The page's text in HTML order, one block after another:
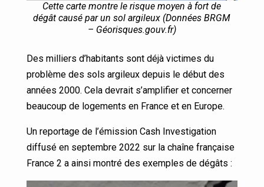
Cette carte montre le risque moyen à fort de
dégât causé par un sol argileux (Données BRGM
– Géorisques.gouv.fr)
Des milliers d’habitants sont déjà victimes du
problème des sols argileux depuis le début des
années 2000. Cela devrait s’amplifier et concerner
beaucoup de logements en France et en Europe.
Un reportage de l’émission Cash Investigation
diffusé en septembre 2022 sur la chaîne française
France 2 a ainsi montré des exemples de dégâts :